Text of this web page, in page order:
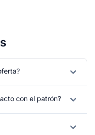
con el patrón?